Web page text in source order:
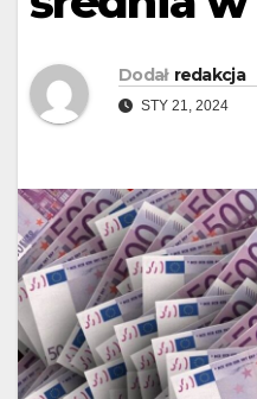
Dodał redakcja
STY 21, 2024